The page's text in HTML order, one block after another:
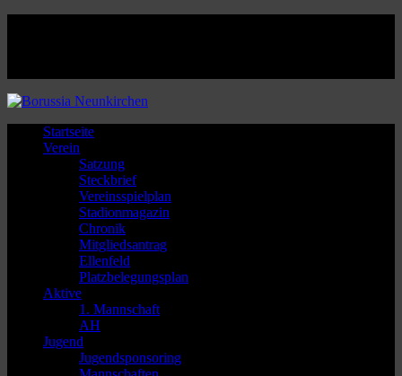
Startseite
Verein
Satzung
Steckbrief
Vereinsspielplan
Stadionmagazin
Chronik
Mitgliedsantrag
Ellenfeld
Platzbelegungsplan
Aktive
1. Mannschaft
AH
Jugend
Jugendsponsoring